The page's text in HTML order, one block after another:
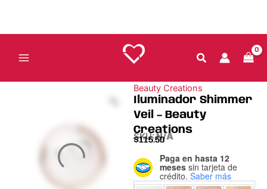
contenido
Beauty Creations
Iluminador Shimmer
Veil – Beauty
Creations
SKU:N/A
$115.50
Paga en hasta 12
meses sin tarjeta de
crédito. Saber más
Iluminador
Shimmer
Veil